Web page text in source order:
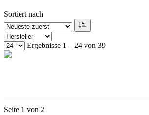
Sortiert nach
Ergebnisse 1 – 24 von 39
Seite 1 von 2